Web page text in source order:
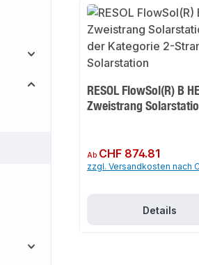
RESOL FlowSol(R) B
Zweistrang
Regulärer Preis:
Ab CHF 874.81
zzgl. Versandkosten nach
Details